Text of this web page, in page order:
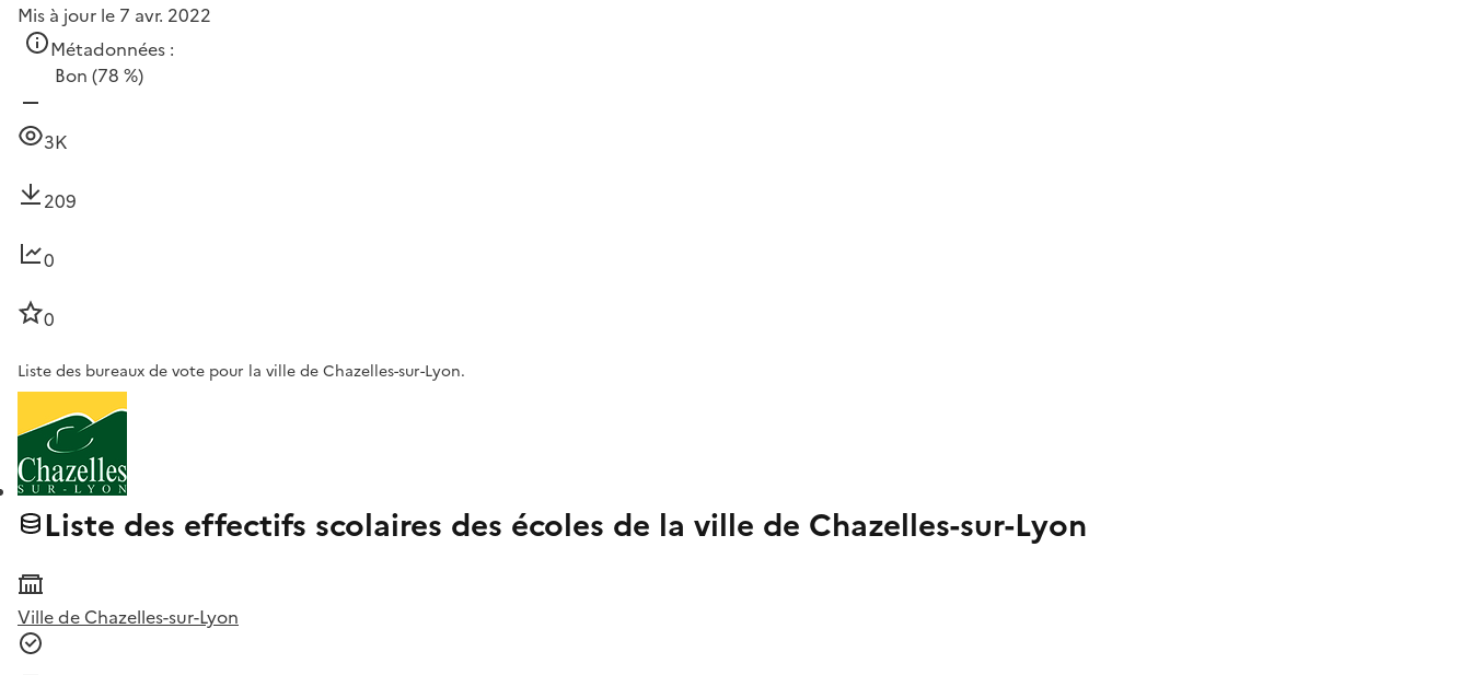
Mis à jour le 7 avr. 2022
Métadonnées :
Bon (78 %)
3K
209
0
0
Liste des bureaux de vote pour la ville de Chazelles-sur-Lyon.
Liste des effectifs scolaires des écoles de la ville de Chazelles-sur-Lyon
Ville de Chazelles-sur-Lyon